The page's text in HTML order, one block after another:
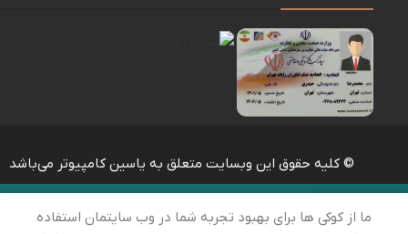
© کلیه حقوق این وبسایت متعلق به یاسین کامپیوتر می‌باشد
سبد خرید
حساب کاربری من
ما از کوکی ها برای بهبود تجربه شما در وب سایتمان استفاده